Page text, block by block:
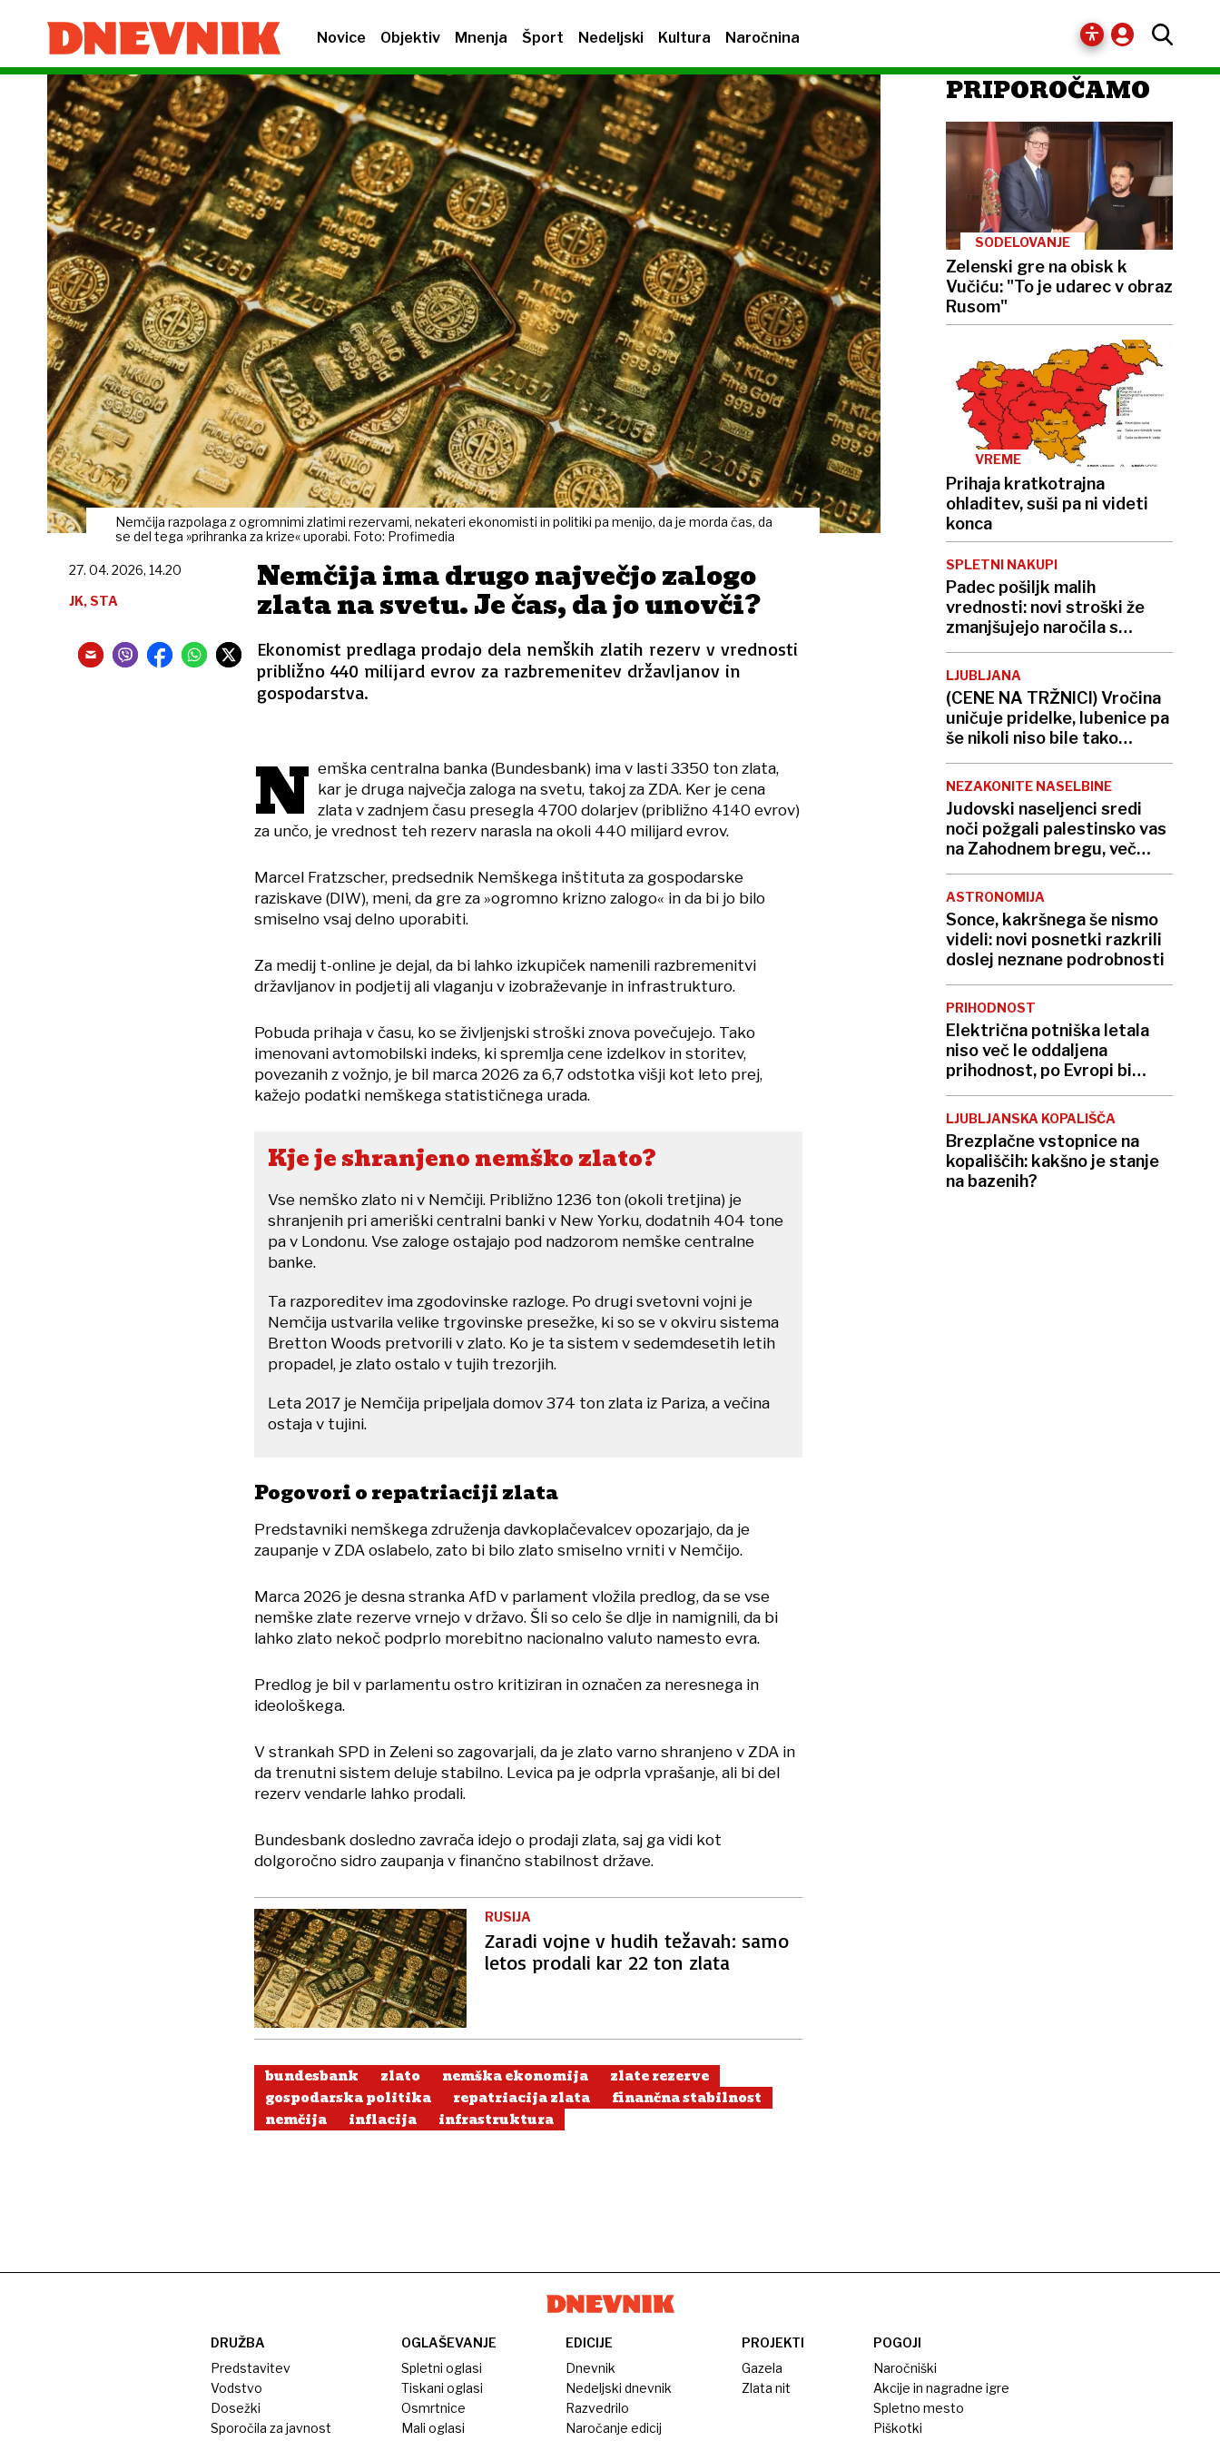
Novice Objektiv Mnenja Šport Nedeljski Kultura Naročnina
Nemčija razpolaga z ogromnimi zlatimi rezervami, nekateri ekonomisti in politiki pa menijo, da je morda čas, da
se del tega »prihranka za krize« uporabi. Foto: Profimedia
Nemčija ima drugo največjo zalogo
zlata na svetu. Je čas, da jo unovči?
Ekonomist predlaga prodajo dela nemških zlatih rezerv v vrednosti
približno 440 milijard evrov za razbremenitev državljanov in
gospodarstva.
27. 04. 2026, 14.20
JK, STA
N emška centralna banka (Bundesbank) ima v lasti 3350 ton zlata,
kar je druga največja zaloga na svetu, takoj za ZDA. Ker je cena
zlata v zadnjem času presegla 4700 dolarjev (približno 4140 evrov)
za unčo, je vrednost teh rezerv narasla na okoli 440 milijard evrov.
Marcel Fratzscher, predsednik Nemškega inštituta za gospodarske
raziskave (DIW), meni, da gre za »ogromno krizno zalogo« in da bi jo bilo
smiselno vsaj delno uporabiti.
Za medij t-online je dejal, da bi lahko izkupiček namenili razbremenitvi
državljanov in podjetij ali vlaganju v izobraževanje in infrastrukturo.
Pobuda prihaja v času, ko se življenjski stroški znova povečujejo. Tako
imenovani avtomobilski indeks, ki spremlja cene izdelkov in storitev,
povezanih z vožnjo, je bil marca 2026 za 6,7 odstotka višji kot leto prej,
kažejo podatki nemškega statističnega urada.
Kje je shranjeno nemško zlato?
Vse nemško zlato ni v Nemčiji. Približno 1236 ton (okoli tretjina) je
shranjenih pri ameriški centralni banki v New Yorku, dodatnih 404 tone
pa v Londonu. Vse zaloge ostajajo pod nadzorom nemške centralne
banke.
Ta razporeditev ima zgodovinske razloge. Po drugi svetovni vojni je
Nemčija ustvarila velike trgovinske presežke, ki so se v okviru sistema
Bretton Woods pretvorili v zlato. Ko je ta sistem v sedemdesetih letih
propadel, je zlato ostalo v tujih trezorjih.
Leta 2017 je Nemčija pripeljala domov 374 ton zlata iz Pariza, a večina
ostaja v tujini.
Pogovori o repatriaciji zlata
Predstavniki nemškega združenja davkoplačevalcev opozarjajo, da je
zaupanje v ZDA oslabelo, zato bi bilo zlato smiselno vrniti v Nemčijo.
Marca 2026 je desna stranka AfD v parlament vložila predlog, da se vse
nemške zlate rezerve vrnejo v državo. Šli so celo še dlje in namignili, da bi
lahko zlato nekoč podprlo morebitno nacionalno valuto namesto evra.
Predlog je bil v parlamentu ostro kritiziran in označen za neresnega in
ideološkega.
V strankah SPD in Zeleni so zagovarjali, da je zlato varno shranjeno v ZDA in
da trenutni sistem deluje stabilno. Levica pa je odprla vprašanje, ali bi del
rezerv vendarle lahko prodali.
Bundesbank dosledno zavrača idejo o prodaji zlata, saj ga vidi kot
dolgoročno sidro zaupanja v finančno stabilnost države.
RUSIJA
Zaradi vojne v hudih težavah: samo
letos prodali kar 22 ton zlata
bundesbank zlato nemška ekonomija
zlate rezerve
gospodarska politika
repatriacija zlata
finančna stabilnost
nemčija
inflacija infrastruktura
PRIPOROČAMO
SODELOVANJE
Zelenski gre na obisk k
Vučiću: "To je udarec v obraz
Rusom"
VREME
Prihaja kratkotrajna
ohladitev, suši pa ni videti
konca
SPLETNI NAKUPI
Padec pošiljk malih
vrednosti: novi stroški že
zmanjšujejo naročila s
Temuja in Sheina
LJUBLJANA
(CENE NA TRŽNICI) Vročina
uničuje pridelke, lubenice pa
še nikoli niso bile tako
sladke
NEZAKONITE NASELBINE
Judovski naseljenci sredi
noči požgali palestinsko vas
na Zahodnem bregu, več
ranjenih
ASTRONOMIJA
Sonce, kakršnega še nismo
videli: novi posnetki razkrili
doslej neznane podrobnosti
PRIHODNOST
Električna potniška letala
niso več le oddaljena
prihodnost, po Evropi bi
lahko z njimi leteli že v nekaj
letih
LJUBLJANSKA KOPALIŠČA
Brezplačne vstopnice na
kopališčih: kakšno je stanje
na bazenih?
DRUŽBA
Predstavitev
Vodstvo
Dosežki
Sporočila za javnost
OGLAŠEVANJE
Spletni oglasi
Tiskani oglasi
Osmrtnice
Mali oglasi
EDICIJE
Dnevnik
Nedeljski dnevnik
Razvedrilo
Naročanje edicij
PROJEKTI
Gazela
Zlata nit
POGOJI
Naročniški
Akcije in nagradne igre
Spletno mesto
Piškotki